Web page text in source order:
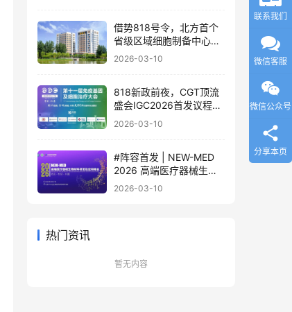
借势818号令，北方首个
省级区域细胞制备中心落
地
2026-03-10
818新政前夜，CGT顶流
盛会IGC2026首发议程公
布！体内细胞/基因治疗/
决策者4月齐聚北京
2026-03-10
#阵容首发 | NEW-MED
2026 高端医疗器械生物
材料研发及应用峰会 北京
2026-03-10
热门资讯
暂无内容
联系我们
微信客服
微信公众号
分享本页